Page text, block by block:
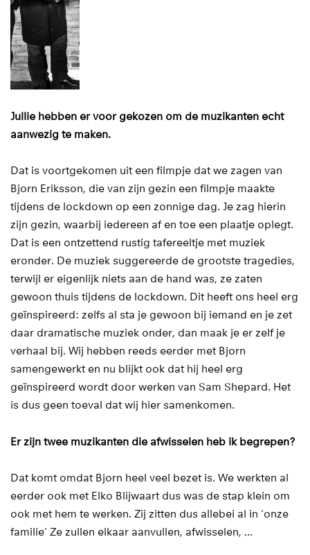
Jullie hebben er voor gekozen om de muzikanten echt
aanwezig te maken.
Dat is voortgekomen uit een filmpje dat we zagen van
Bjorn Eriksson, die van zijn gezin een filmpje maakte
tijdens de lockdown op een zonnige dag. Je zag hierin
zijn gezin, waarbij iedereen af en toe een plaatje oplegt.
Dat is een ontzettend rustig tafereeltje met muziek
eronder. De muziek suggereerde de grootste tragedies,
terwijl er eigenlijk niets aan de hand was, ze zaten
gewoon thuis tijdens de lockdown. Dit heeft ons heel erg
geïnspireerd: zelfs al sta je gewoon bij iemand en je zet
daar dramatische muziek onder, dan maak je er zelf je
verhaal bij. Wij hebben reeds eerder met Bjorn
samengewerkt en nu blijkt ook dat hij heel erg
geïnspireerd wordt door werken van Sam Shepard. Het
is dus geen toeval dat wij hier samenkomen.
Er zijn twee muzikanten die afwisselen heb ik begrepen?
Dat komt omdat Bjorn heel veel bezet is. We werkten al
eerder ook met Elko Blijwaart dus was de stap klein om
ook met hem te werken. Zij zitten dus allebei al in ‘onze
familie’ Ze zullen elkaar aanvullen, afwisselen, …